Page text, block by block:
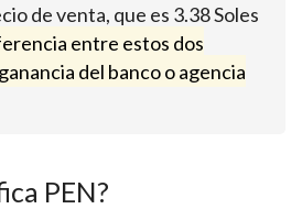
de venta, que es 3.38 Soles
entre estos dos
del banco o agencia
PEN?